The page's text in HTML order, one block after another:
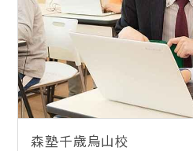
森塾千歳烏山校